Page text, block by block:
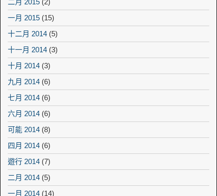
二月 2015 (2)
一月 2015 (15)
十二月 2014 (5)
十一月 2014 (3)
十月 2014 (3)
九月 2014 (6)
七月 2014 (6)
六月 2014 (6)
可能 2014 (8)
四月 2014 (6)
遊行 2014 (7)
二月 2014 (5)
一月 2014 (14)